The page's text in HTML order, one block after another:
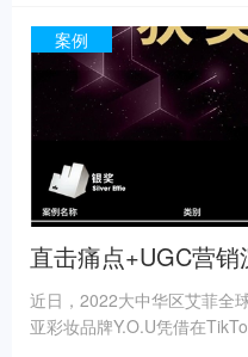
案例
直击痛点+UGC营
Business助力彩护
近日，2022大中华区艾菲全
亚彩妆品牌Y.O.U凭借在